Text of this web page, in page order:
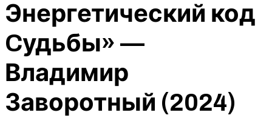
Энергетический код
Cудьбы» —
Владимир
Заворотный (2024)